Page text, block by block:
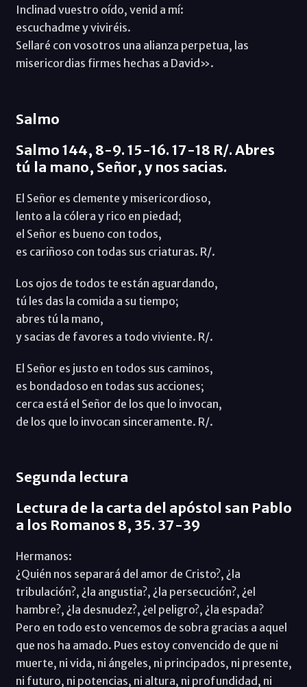
Inclinad vuestro oído, venid a mí:
escuchadme y viviréis.
Sellaré con vosotros una alianza perpetua, las
misericordias firmes hechas a David».
Salmo
Salmo 144, 8-9. 15-16. 17-18 R/. Abres
tú la mano, Señor, y nos sacias.
El Señor es clemente y misericordioso,
lento a la cólera y rico en piedad;
el Señor es bueno con todos,
es cariñoso con todas sus criaturas. R/.
Los ojos de todos te están aguardando,
tú les das la comida a su tiempo;
abres tú la mano,
y sacias de favores a todo viviente. R/.
El Señor es justo en todos sus caminos,
es bondadoso en todas sus acciones;
cerca está el Señor de los que lo invocan,
de los que lo invocan sinceramente. R/.
Segunda lectura
Lectura de la carta del apóstol san Pablo
a los Romanos 8, 35. 37-39
Hermanos:
¿Quién nos separará del amor de Cristo?, ¿la
tribulación?, ¿la angustia?, ¿la persecución?, ¿el
hambre?, ¿la desnudez?, ¿el peligro?, ¿la espada?
Pero en todo esto vencemos de sobra gracias a aquel
que nos ha amado. Pues estoy convencido de que ni
muerte, ni vida, ni ángeles, ni principados, ni presente,
ni futuro, ni potencias, ni altura, ni profundidad, ni